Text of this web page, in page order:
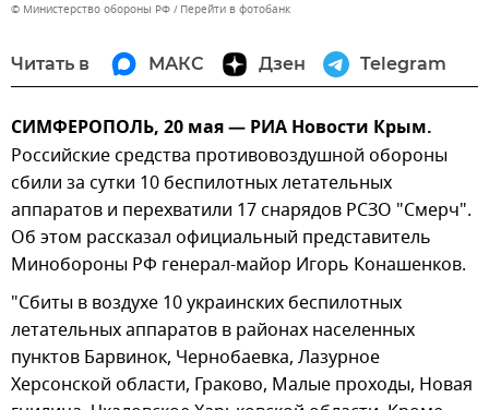
© Министерство обороны РФ Перейти в фотобанк
Читать в МАКС Дзен Telegram
СИМФЕРОПОЛЬ, 20 мая — РИА Новости Крым.
Российские средства противовоздушной обороны
сбили за сутки 10 беспилотных летательных
аппаратов и перехватили 17 снарядов РСЗО "Смерч".
Об этом рассказал официальный представитель
Минобороны РФ генерал-майор Игорь Конашенков.
"Сбиты в воздухе 10 украинских беспилотных
летательных аппаратов в районах населенных
пунктов Барвинок, Чернобаевка, Лазурное
Херсонской области, Граково, Малые проходы, Новая